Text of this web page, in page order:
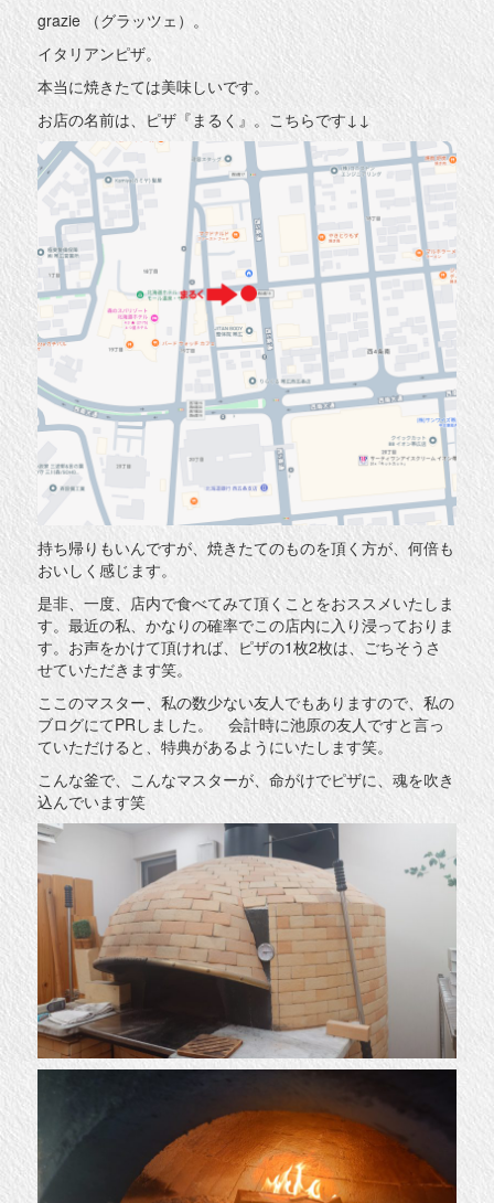
grazie （グラッツェ）。
イタリアンピザ。
本当に焼きたては美味しいです。
お店の名前は、ピザ『まるく』。こちらです↓↓
持ち帰りもいんですが、焼きたてのものを頂く方が、何倍も
おいしく感じます。
是非、一度、店内で食べてみて頂くことをおススメいたしま
す。最近の私、かなりの確率でこの店内に入り浸っておりま
す。お声をかけて頂ければ、ピザの1枚2枚は、ごちそうさ
せていただきます笑。
ここのマスター、私の数少ない友人でもありますので、私の
ブログにてPRしました。 会計時に池原の友人ですと言っ
ていただけると、特典があるようにいたします笑。
こんな釜で、こんなマスターが、命がけでピザに、魂を吹き
込んでいます笑